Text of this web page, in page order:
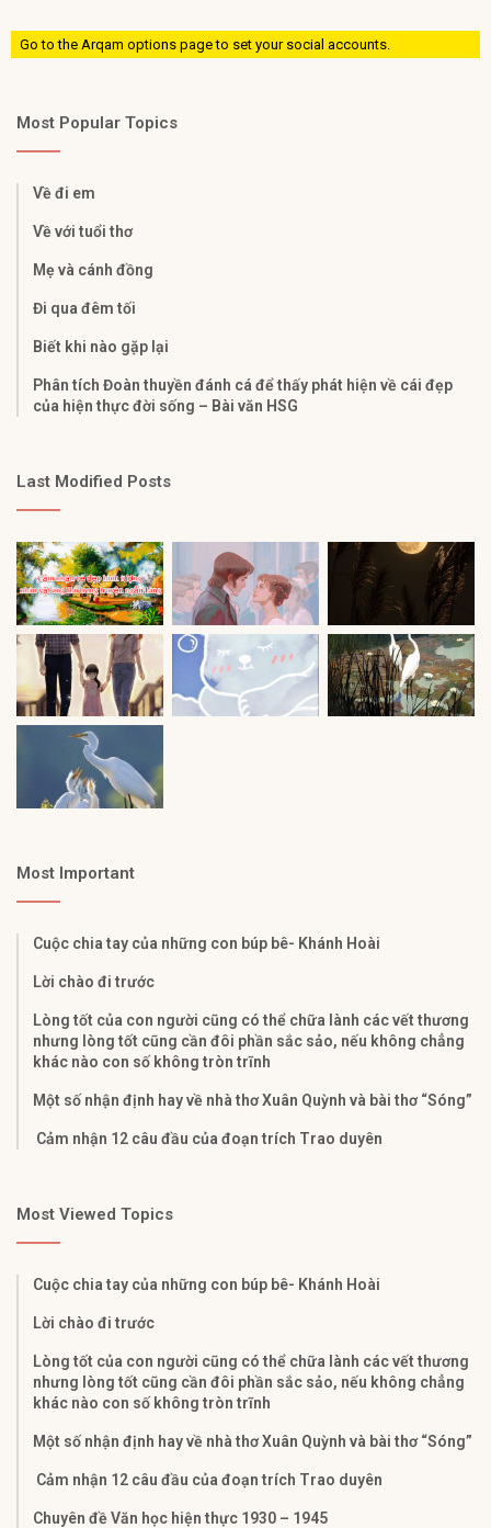
Go to the Arqam options page to set your social accounts.
Most Popular Topics
Về đi em
Về với tuổi thơ
Mẹ và cánh đồng
Đi qua đêm tối
Biết khi nào gặp lại
Phân tích Đoàn thuyền đánh cá để thấy phát hiện về cái đẹp
của hiện thực đời sống – Bài văn HSG
Last Modified Posts
Most Important
Cuộc chia tay của những con búp bê- Khánh Hoài
Lời chào đi trước
Lòng tốt của con người cũng có thể chữa lành các vết thương
nhưng lòng tốt cũng cần đôi phần sắc sảo, nếu không chẳng
khác nào con số không tròn trĩnh
Một số nhận định hay về nhà thơ Xuân Quỳnh và bài thơ “Sóng”
Cảm nhận 12 câu đầu của đoạn trích Trao duyên
Most Viewed Topics
Cuộc chia tay của những con búp bê- Khánh Hoài
Lời chào đi trước
Lòng tốt của con người cũng có thể chữa lành các vết thương
nhưng lòng tốt cũng cần đôi phần sắc sảo, nếu không chẳng
khác nào con số không tròn trĩnh
Một số nhận định hay về nhà thơ Xuân Quỳnh và bài thơ “Sóng”
Cảm nhận 12 câu đầu của đoạn trích Trao duyên
Chuyên đề Văn học hiện thực 1930 – 1945